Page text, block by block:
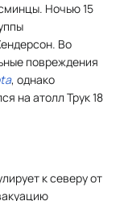
Ночью 15
Во
повреждения
, однако
на атолл Трук 18
к северу от